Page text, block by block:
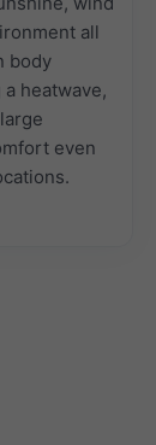
all
body
heatwave,
even